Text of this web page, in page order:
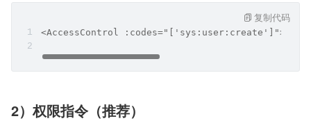
<AccessControl :codes="['sys:user:create']"><el-
复制代码
2）权限指令（推荐）